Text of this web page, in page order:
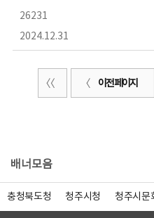
26231
2024.12.31
이전 페이지
배너모음
충청북도청 청주시청 청주시문